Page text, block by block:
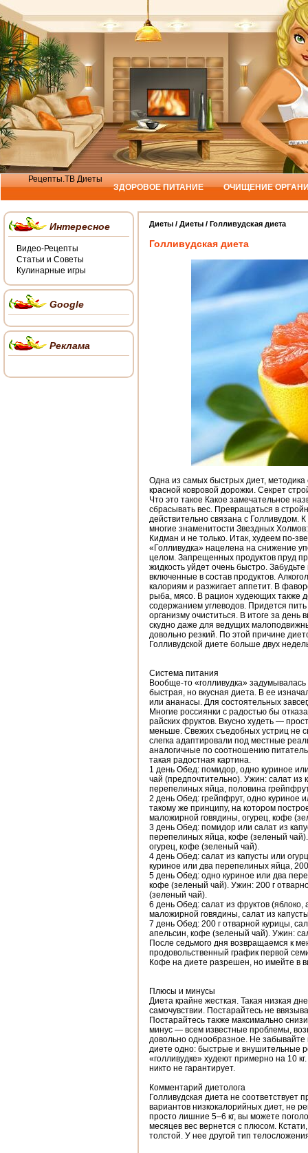
Рецепты.ТВ Диеты
ЗДОРОВОЕ ПИТАНИЕ
ОЧИЩЕНИЕ
Диеты / Диеты / Голливудская диета
Голливудская диета
Одна из самых быстрых диет, методика
красной ковровой дорожки. Секрет
Что это такое Какое замечательное
сбрасывать вес. Превращаться в
действительно связана с Голливудом.
многие знаменитости Звездных
Кидман и не только. Итак, худеем по-
«Голливудка» нацелена на снижение
целом. Запрещенных продуктов пруд
жидкость уйдет очень быстро.
включенные в состав продуктов.
калориям и разжигает аппетит. В
рыба, мясо. В рацион худеющих также
содержанием углеводов. Придется
организму очиститься. В итоге за
скудно даже для ведущих
довольно резкий. По этой причине
Голливудской диете больше двух
Система питания
Вообще-то «голливудка»
быстрая, но вкусная диета. В ее
или ананасы. Для состоятельных
Многие россиянки с радостью бы
райских фруктов. Вкусно худеть —
меньше. Свежих съедобных устриц не
слегка адаптировали под местные
аналогичные по соотношению
такая радостная картина.
1 день Обед: помидор, одно куриное
чай (предпочтительно). Ужин: салат из
перепелиных яйца, половина
2 день Обед: грейпфрут, одно куриное
такому же принципу, на котором
маложирной говядины, огурец, кофе
3 день Обед: помидор или салат из
перепелиных яйца, кофе (зеленый
огурец, кофе (зеленый чай).
4 день Обед: салат из капусты или
куриное или два перепелиных яйца,
5 день Обед: одно куриное или два
кофе (зеленый чай). Ужин: 200 г
(зеленый чай).
6 день Обед: салат из фруктов
маложирной говядины, салат из
7 день Обед: 200 г отварной курицы,
апельсин, кофе (зеленый чай). Ужин:
После седьмого дня возвращаемся к
продовольственный график первой
Кофе на диете разрешен, но имейте в
Плюсы и минусы
Диета крайне жесткая. Такая низкая
самочувствии. Постарайтесь не
Постарайтесь также максимально
минус — всем известные проблемы,
довольно однообразное. Не
диете одно: быстрые и внушительные
«голливудке» худеют примерно на 10
никто не гарантирует.
Комментарий диетолога
Голливудская диета не
вариантов низкокалорийных диет, не
просто лишние 5–6 кг, вы можете
месяцев вес вернется с плюсом.
толстой. У нее другой тип
Интересное
Видео-Рецепты
Статьи и Советы
Кулинарные игры
Google
Реклама